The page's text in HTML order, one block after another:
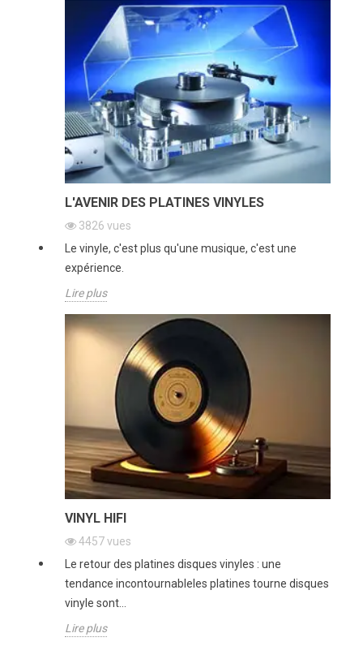
L'AVENIR DES PLATINES VINYLES
3826 vues
Le vinyle, c'est plus qu'une musique, c'est une
expérience.
Lire plus
VINYL HIFI
4457vues
Le retour des platines disques vinyles : une
tendance incontournableles platines tourne disques
vinyle sont...
Lire plus